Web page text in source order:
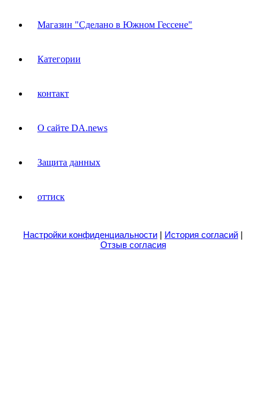
Магазин "Сделано в Южном Гессене"
Категории
контакт
О сайте DA.news
Защита данных
оттиск
Настройки конфиденциальности | История согласий |
Отзыв согласия